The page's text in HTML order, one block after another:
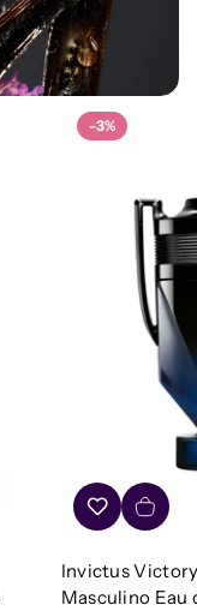
-3%
Invictus
Masculino Eau
older?